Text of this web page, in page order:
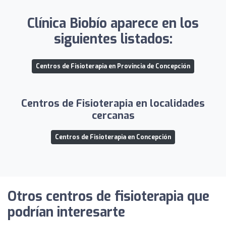
Clínica Biobío aparece en los
siguientes listados:
Centros de Fisioterapia en Provincia de Concepción
Centros de Fisioterapia en localidades
cercanas
Centros de Fisioterapia en Concepción
Otros centros de fisioterapia que
podrían interesarte